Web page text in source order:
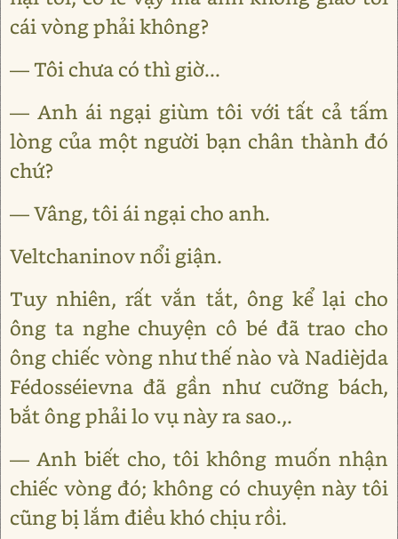
cái vòng phải không?
— Tôi chưa có thì giờ...
— Anh ái ngại giùm tôi với tất cả tấm
lòng của một người bạn chân thành đó
chứ?
— Vâng, tôi ái ngại cho anh.
Veltchaninov nổi giận.
Tuy nhiên, rất vắn tắt, ông kể lại cho
ông ta nghe chuyện cô bé đã trao cho
ông chiếc vòng như thế nào và Nadièjda
Fédosséievna đã gần như cưỡng bách,
bắt ông phải lo vụ này ra sao.,.
— Anh biết cho, tôi không muốn nhận
chiếc vòng đó; không có chuyện này tôi
cũng bị lắm điều khó chịu rồi.